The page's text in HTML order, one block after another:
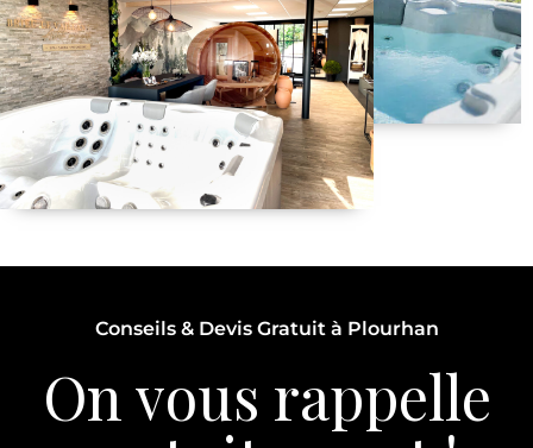
Conseils & Devis Gratuit à Plourhan
On vous rappelle